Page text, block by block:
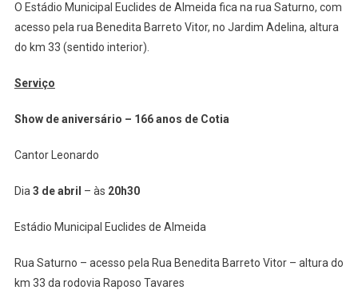
O Estádio Municipal Euclides de Almeida fica na rua Saturno, com
acesso pela rua Benedita Barreto Vitor, no Jardim Adelina, altura
do km 33 (sentido interior).
Serviço
Show de aniversário – 166 anos de Cotia
Cantor Leonardo
Dia 3 de abril – às 20h30
Estádio Municipal Euclides de Almeida
Rua Saturno – acesso pela Rua Benedita Barreto Vitor – altura do
km 33 da rodovia Raposo Tavares